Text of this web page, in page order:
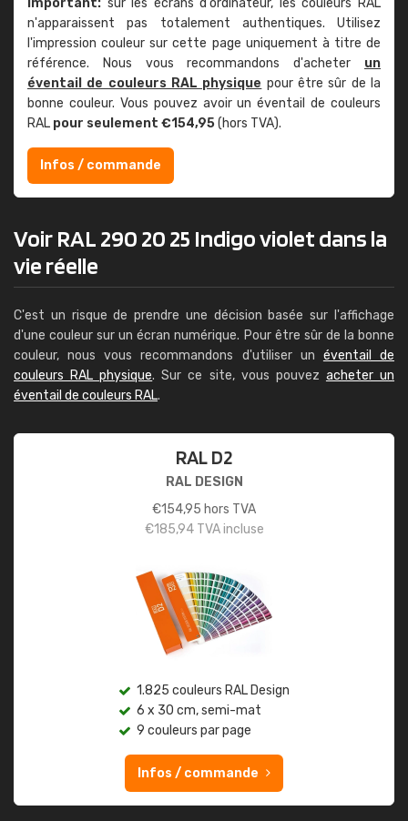
Important: sur les écrans d'ordinateur, les couleurs RAL
n'apparaissent pas totalement authentiques. Utilisez
l'impression couleur sur cette page uniquement à titre de
référence. Nous vous recommandons d'acheter un
éventail de couleurs RAL physique pour être sûr de la
bonne couleur. Vous pouvez avoir un éventail de couleurs
RAL pour seulement €154,95(hors TVA).
Infos / commande
Voir RAL 290 20 25 Indigo violet dans la
vie réelle
C'est un risque de prendre une décision basée sur l'affichage
d'une couleur sur un écran numérique. Pour être sûr de la bonne
couleur, nous vous recommandons d'utiliser un éventail de
couleurs RAL physique. Sur ce site, vous pouvez acheter un
éventail de couleurs RAL.
RAL D2
RAL DESIGN
€154,95 hors TVA
€185,94TVA incluse
1.825 couleurs RAL Design
6 x 30 cm, semi-mat
9 couleurs par page
Infos / commande